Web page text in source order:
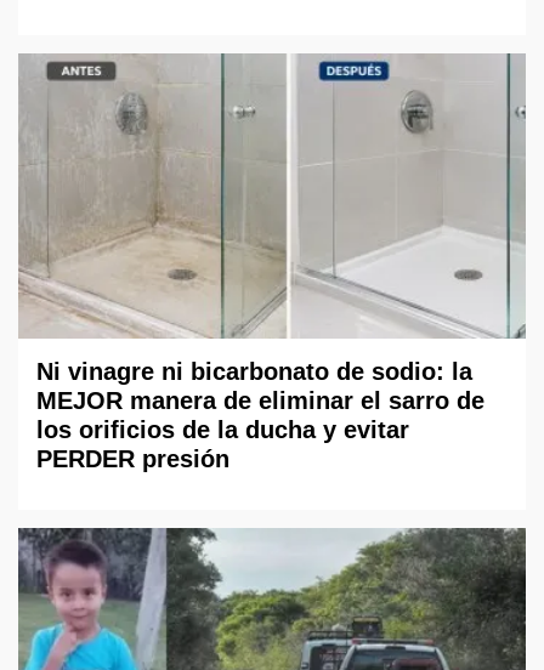
Ni vinagre ni bicarbonato de sodio: la
MEJOR manera de eliminar el sarro de
los orificios de la ducha y evitar
PERDER presión